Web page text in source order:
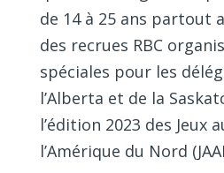
de 14 à 25 ans partout
des recrues RBC
spéciales pour les
l’Alberta et de la
l’édition 2023 des Jeux
l’Amérique du Nord